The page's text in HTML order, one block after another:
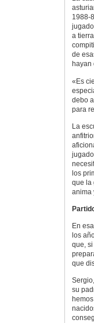
1988-
a
de
hayan
«Es
debo
para
La
los
que la
anima
En
los
que,
que
su